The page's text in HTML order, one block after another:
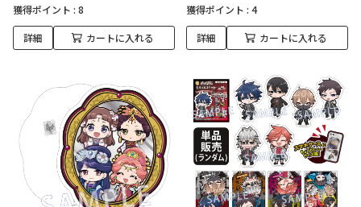
獲得ポイント : 8
詳細 カートに入れる
獲得ポイント : 4
詳細 カートに入れる